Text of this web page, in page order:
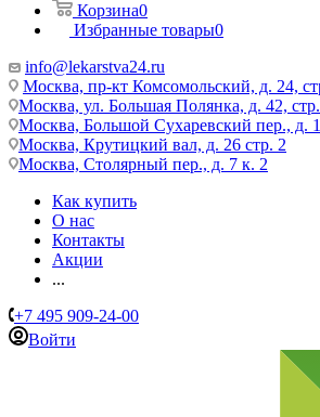
Корзина0
Избранные товары0
info@lekarstva24.ru
Москва, пр-кт Комсомольский, д. 24,
Москва, ул. Большая Полянка, д. 42,
Москва, Большой Сухаревский пер., д.
Москва, Крутицкий вал, д. 26 стр. 2
Москва, Столярный пер., д. 7 к. 2
Как купить
О нас
Контакты
Акции
...
+7 495 909-24-00
Войти